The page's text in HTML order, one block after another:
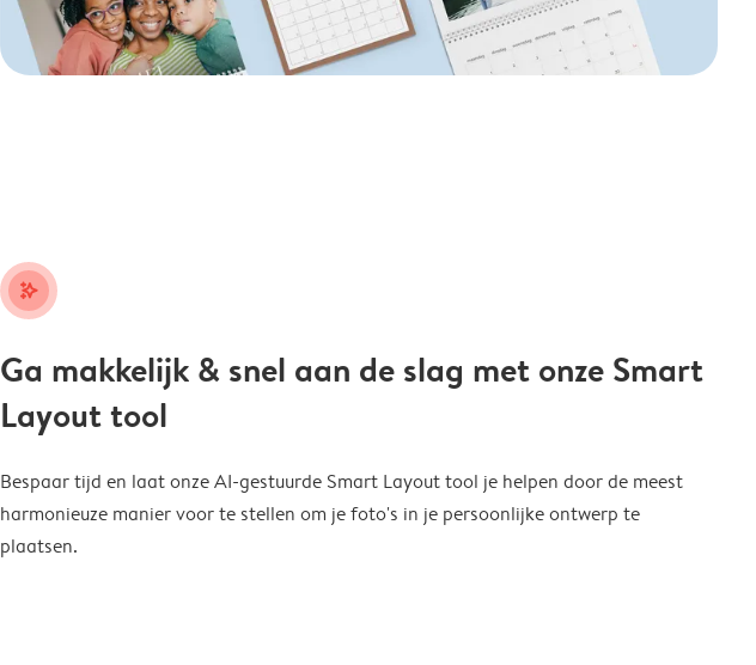
stars_plus
Ga makkelijk & snel aan de slag met onze Smart
Layout tool
Bespaar tijd en laat onze AI-gestuurde Smart Layout tool je helpen door de meest
harmonieuze manier voor te stellen om je foto's in je persoonlijke ontwerp te
plaatsen.